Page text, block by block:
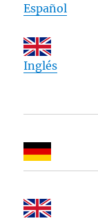
Español
Inglés